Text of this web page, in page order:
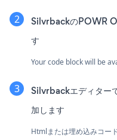
SilvrbackのPOWR
す
Your code block will be
Silvrbackエディター
加します
Htmlまたは埋め込みコー